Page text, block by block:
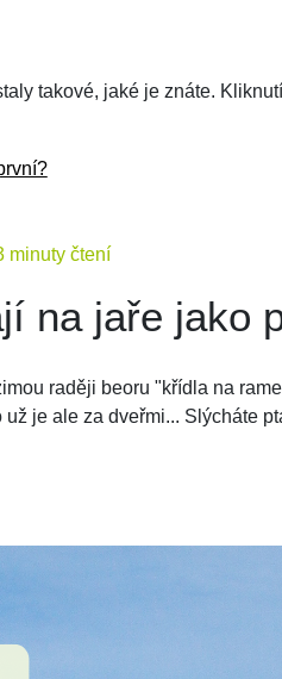
minuty čtení
na jaře jako
raději beoru "křídla na
je ale za dveřmi... Slýcháte
takové, jaké je znáte.